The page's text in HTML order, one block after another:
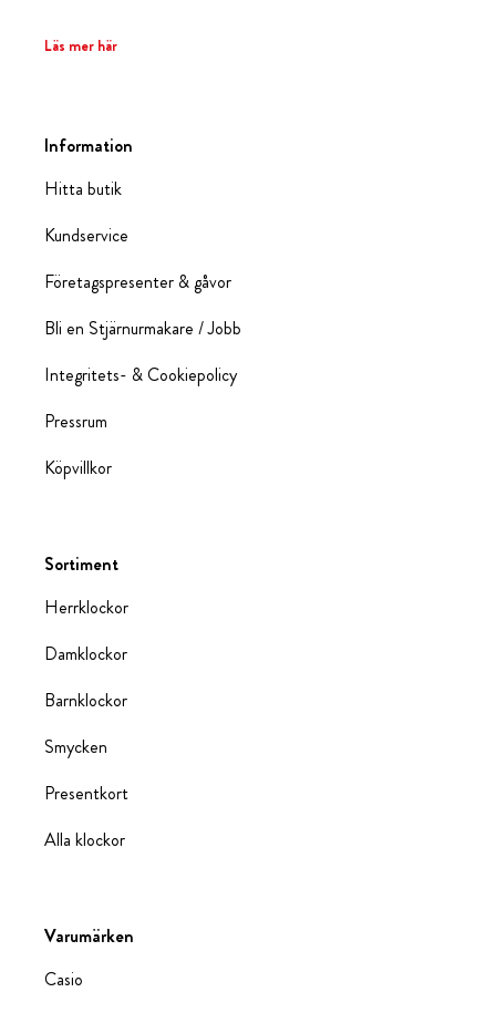
Läs mer här
Information
Hitta butik
Kundservice
Företagspresenter & gåvor
Bli en Stjärnurmakare / Jobb
Integritets- & Cookiepolicy
Pressrum
Köpvillkor
Sortiment
Herrklockor
Damklockor
Barnklockor
Smycken
Presentkort
Alla klockor
Varumärken
Casio